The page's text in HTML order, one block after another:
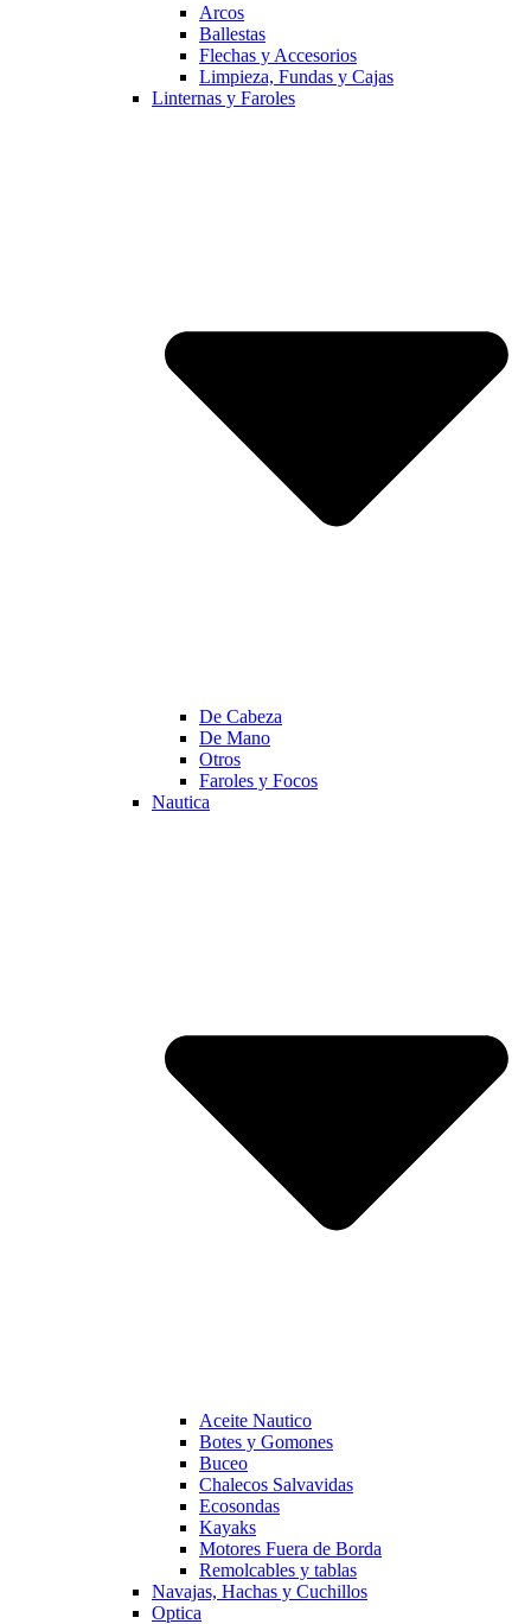
Arcos
Ballestas
Flechas y Accesorios
Limpieza, Fundas y Cajas
Linternas y Faroles
De Cabeza
De Mano
Otros
Faroles y Focos
Nautica
Aceite Nautico
Botes y Gomones
Buceo
Chalecos Salvavidas
Ecosondas
Kayaks
Motores Fuera de Borda
Remolcables y tablas
Navajas, Hachas y Cuchillos
Optica